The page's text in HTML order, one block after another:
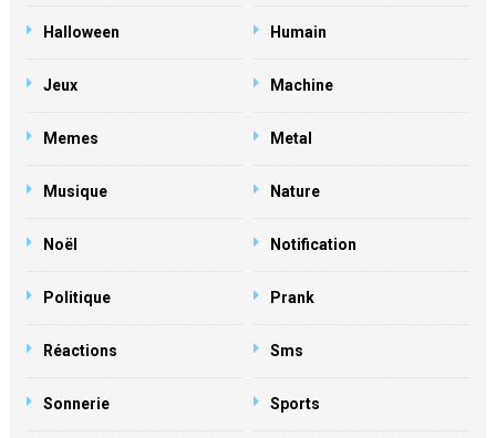
Halloween Humain
Jeux Machine
Memes Metal
Musique Nature
Noël Notification
Politique Prank
Réactions Sms
Sonnerie Sports